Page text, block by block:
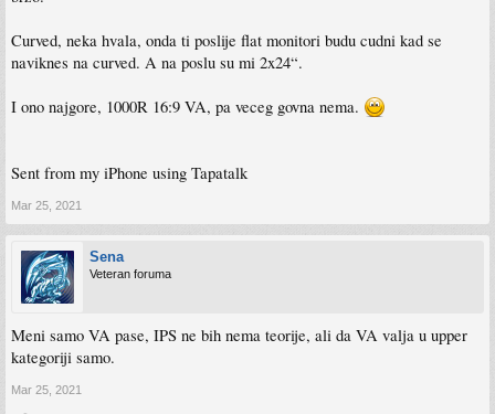
Curved, neka hvala, onda ti poslije flat monitori budu cudni kad se
naviknes na curved. A na poslu su mi 2x24“.
I ono najgore, 1000R 16:9 VA, pa veceg govna nema.
Sent from my iPhone using Tapatalk
Mar 25, 2021
Sena
Veteran foruma
Meni samo VA pase, IPS ne bih nema teorije, ali da VA valja u upper
kategoriji samo.
Mar 25, 2021